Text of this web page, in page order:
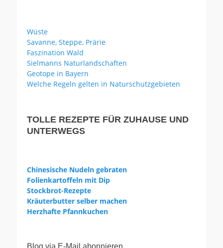
Wüste
Savanne, Steppe, Prärie
Faszination Wald
Sielmanns Naturlandschaften
Geotope in Bayern
Welche Regeln gelten in Naturschutzgebieten
TOLLE REZEPTE FÜR ZUHAUSE UND
UNTERWEGS
Chinesische Nudeln gebraten
Folienkartoffeln mit Dip
Stockbrot-Rezepte
Kräuterbutter selber machen
Herzhafte Pfannkuchen
Blog via E-Mail abonnieren